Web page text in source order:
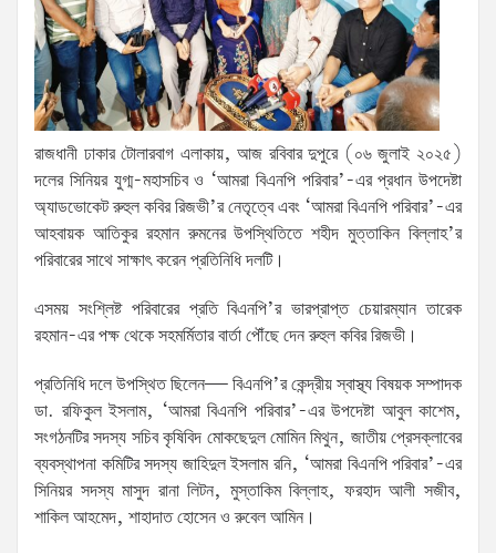
রাজধানী ঢাকার টোলারবাগ এলাকায়, আজ রবিবার দুপুরে (০৬ জুলাই ২০২৫)
দলের সিনিয়র যুগ্ম-মহাসচিব ও ‘আমরা বিএনপি পরিবার’-এর প্রধান উপদেষ্টা
অ্যাডভোকেট রুহুল কবির রিজভী’র নেতৃত্বে এবং ‘আমরা বিএনপি পরিবার’-এর
আহবায়ক আতিকুর রহমান রুমনের উপস্থিতিতে শহীদ মুত্তাকিন বিল্লাহ’র
পরিবারের সাথে সাক্ষাৎ করেন প্রতিনিধি দলটি।
এসময় সংশ্লিষ্ট পরিবারের প্রতি বিএনপি’র ভারপ্রাপ্ত চেয়ারম্যান তারেক
রহমান-এর পক্ষ থেকে সহমর্মিতার বার্তা পৌঁছে দেন রুহুল কবির রিজভী।
প্রতিনিধি দলে উপস্থিত ছিলেন— বিএনপি’র কেন্দ্রীয় স্বাস্থ্য বিষয়ক সম্পাদক
ডা. রফিকুল ইসলাম, ‘আমরা বিএনপি পরিবার’-এর উপদেষ্টা আবুল কাশেম,
সংগঠনটির সদস্য সচিব কৃষিবিদ মোকছেদুল মোমিন মিথুন, জাতীয় প্রেসক্লাবের
ব্যবস্থাপনা কমিটির সদস্য জাহিদুল ইসলাম রনি, ‘আমরা বিএনপি পরিবার’-এর
সিনিয়র সদস্য মাসুদ রানা লিটন, মুস্তাকিম বিল্লাহ, ফরহাদ আলী সজীব,
শাকিল আহমেদ, শাহাদাত হোসেন ও রুবেল আমিন।